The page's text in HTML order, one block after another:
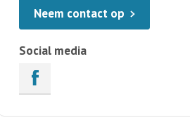
Neem contact op
Social media